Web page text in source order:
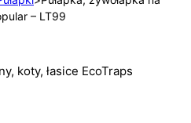
– LT99
koty, łasice EcoTraps